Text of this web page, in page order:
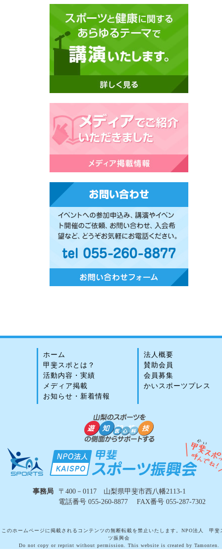
法人概要
賛助会員
会員募集
かいスポーツプレス
ホーム
甲斐スポとは？
活動内容・実績
メディア掲載
お知らせ・新着情報
事務局
〒400－0117 山梨県甲斐市西八幡2113-1
電話番号 055-260-8877 FAX番号 055-287-7302
このホームページに掲載されるコンテンツの無断転載を禁止いたします。NPO法人 甲斐
ツ振興会
Do not copy or reprint without permission. This website is created by Tamonten.